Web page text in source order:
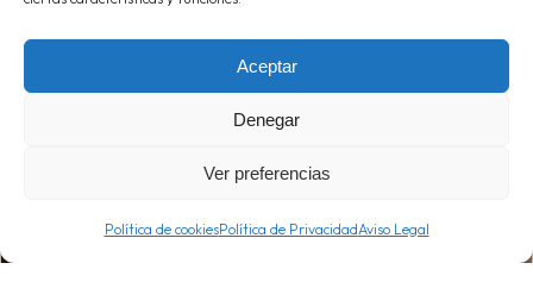
Aceptar
Denegar
Ver preferencias
Política de cookiesPolítica de PrivacidadAviso Legal